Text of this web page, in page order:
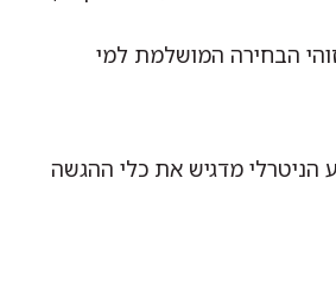
הבחירה המושלמת למי
הניטרלי מדגיש את כלי ההגשה